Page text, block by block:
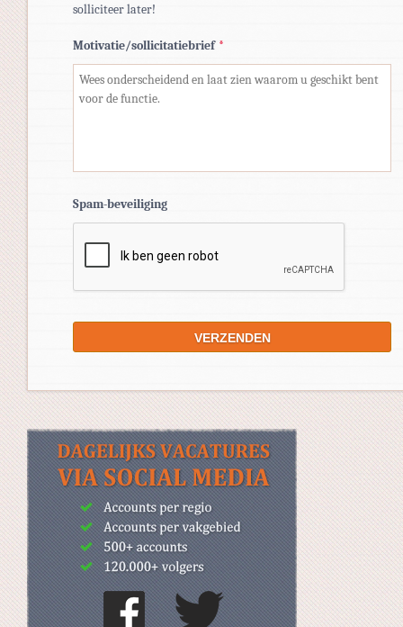
solliciteer later!
Motivatie/sollicitatiebrief *
Spam-beveiliging